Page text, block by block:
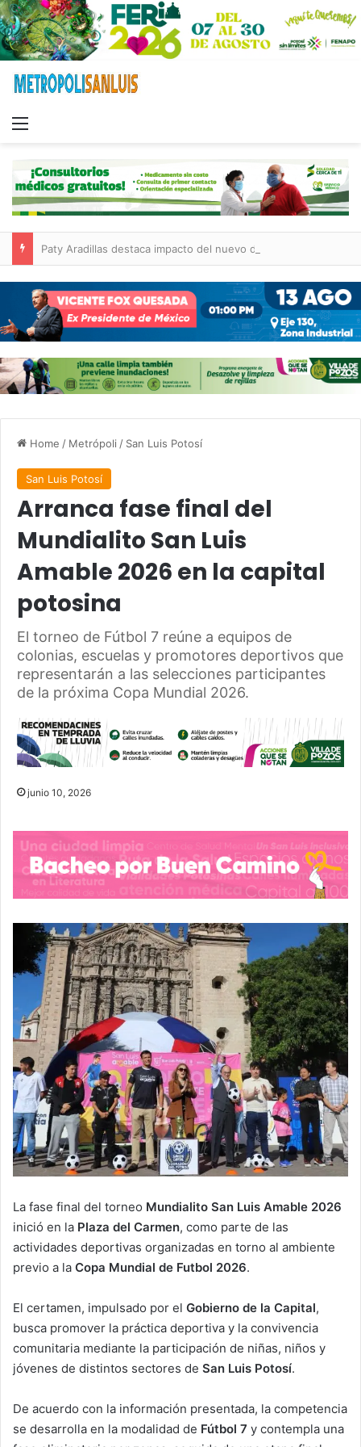
Home / Metrópoli / San Luis Potosí
San Luis Potosí
Arranca fase final del
Mundialito San Luis
Amable 2026 en la capital
potosina
El torneo de Fútbol 7 reúne a equipos de
colonias, escuelas y promotores deportivos que
representarán a las selecciones participantes
de la próxima Copa Mundial 2026.
junio 10, 2026
La fase final del torneo Mundialito San Luis Amable 2026
inició en la Plaza del Carmen, como parte de las
actividades deportivas organizadas en torno al ambiente
previo a la Copa Mundial de Futbol 2026.
El certamen, impulsado por el Gobierno de la Capital,
busca promover la práctica deportiva y la convivencia
comunitaria mediante la participación de niñas, niños y
jóvenes de distintos sectores de San Luis Potosí.
De acuerdo con la información presentada, la competencia
se desarrolla en la modalidad de Fútbol 7 y contempla una